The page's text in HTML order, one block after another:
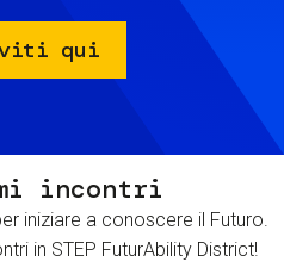
qui
incontri
iniziare a conoscere il Futuro.
in STEP FuturAbility District!